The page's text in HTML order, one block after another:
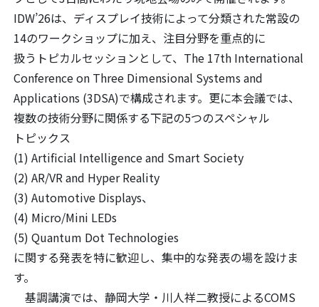
IDW’26は、ディスプレイ技術によって分類された常設の
14のワークショップに加え、注目分野を重点的に
扱うトピカルセッションとして、The 17th International
Conference on Three Dimensional Systems and
Applications (3DSA)で構成されます。更に本会議では、
複数の技術分野に関係する下記の5つのスペシャル
トピックス
(1) Artificial Intelligence and Smart Society
(2) AR/VR and Hyper Reality
(3) Automotive Displays、
(4) Micro/Mini LEDs
(5) Quantum Dot Technologies
に関する発表を特に歓迎し、集中的な発表の場を設けま
す。
基調講演では、静岡大学・川人祥二教授によるCOMS